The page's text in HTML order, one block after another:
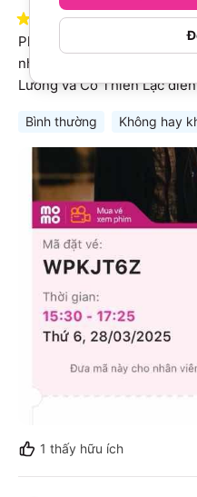
10·Tạm ổn
Phim hơi dở, kết thúc
nhưng nội dung không như
Lương và Cổ Thiên Lạc
Bình thường Không hay
1 thấy hữu ích